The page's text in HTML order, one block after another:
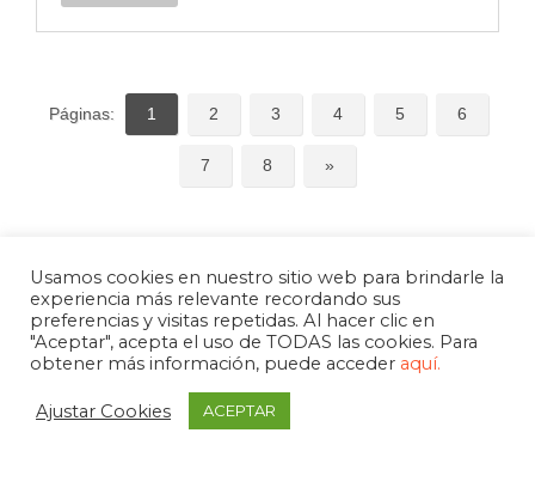
Páginas: 1 2 3 4 5 6
7 8 »
Usamos cookies en nuestro sitio web para brindarle la
experiencia más relevante recordando sus
preferencias y visitas repetidas. Al hacer clic en
"Aceptar", acepta el uso de TODAS las cookies. Para
obtener más información, puede acceder aquí.
Ajustar Cookies ACEPTAR